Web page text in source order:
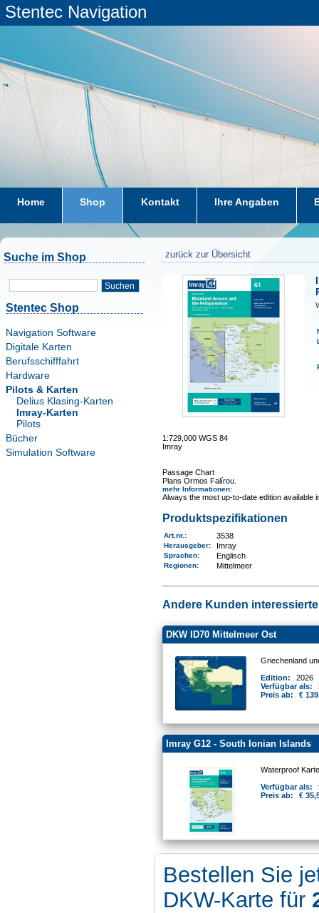
Stentec Navigation
Home Shop Kontakt Ihre Angaben
Suche im Shop
Suchen
Stentec Shop
Navigation Software
Digitale Karten
Berufsschifffahrt
Hardware
Pilots & Karten
Delius Klasing-Karten
Imray-Karten
Pilots
Bücher
Simulation Software
zurück zur Übersicht
1:729,000 WGS 84
Imray
Passage Chart
Plans Ormos Falírou.
mehr Informationen:
Always the most up-to-date edition
Produktspezifikationen
Art.nr. : 3538
Herausgeber: Imray
Sprachen: Englisch
Regionen: Mittelmeer
Andere Kunden
DKW ID70 Mittelmeer Ost
Griechenland
Edition:
2026
Verfügbar als:
Preis ab:
€
Imray G12 - South Ionian Islands
Waterproof
Verfügbar als:
Preis ab:
€
Bestellen Sie
DKW-Karte für